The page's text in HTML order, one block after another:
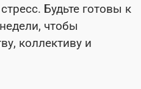
Будьте готовы к
чтобы
коллективу и